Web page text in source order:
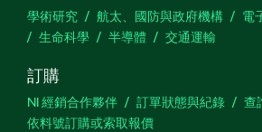
學術研究 航太、國防與政府機構 電
生命科學
半導體 交通運輸
訂購
NI 經銷合作夥伴 訂單狀態與紀錄 查
依料號訂購或索取報價